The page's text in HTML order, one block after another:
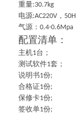
重量:30.7kg
电源:AC220V ，
气源： 0.4-0.6Mpa
配置清单 ：
主机1台；
测试软件1套；
说明书1份;
合格证1份;
保修卡1份;
签收单1份;